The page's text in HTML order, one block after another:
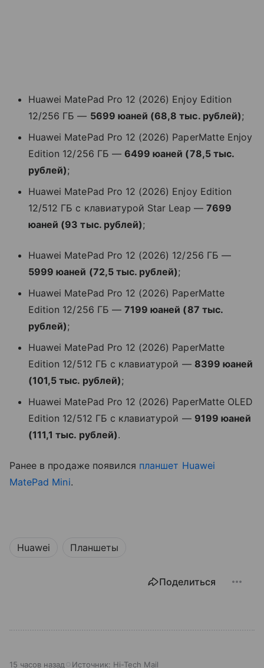
Huawei MatePad Pro 12 (2026) Enjoy Edition
12/256 ГБ — 5699 юаней (68,8 тыс. рублей);
Huawei MatePad Pro 12 (2026) PaperMatte Enjoy
Edition 12/256 ГБ — 6499 юаней (78,5 тыс.
рублей);
Huawei MatePad Pro 12 (2026) Enjoy Edition
12/512 ГБ с клавиатурой Star Leap — 7699
юаней (93 тыс. рублей);
Huawei MatePad Pro 12 (2026) 12/256 ГБ —
5999 юаней (72,5 тыс. рублей);
Huawei MatePad Pro 12 (2026) PaperMatte
Edition 12/256 ГБ — 7199 юаней (87 тыс.
рублей);
Huawei MatePad Pro 12 (2026) PaperMatte
Edition 12/512 ГБ с клавиатурой — 8399 юаней
(101,5 тыс. рублей);
Huawei MatePad Pro 12 (2026) PaperMatte OLED
Edition 12/512 ГБ с клавиатурой — 9199 юаней
(111,1 тыс. рублей).
Ранее в продаже появился планшет Huawei
MatePad Mini.
Huawei Планшеты
Поделиться
15 часов назад Источник: Hi-Tech Mail